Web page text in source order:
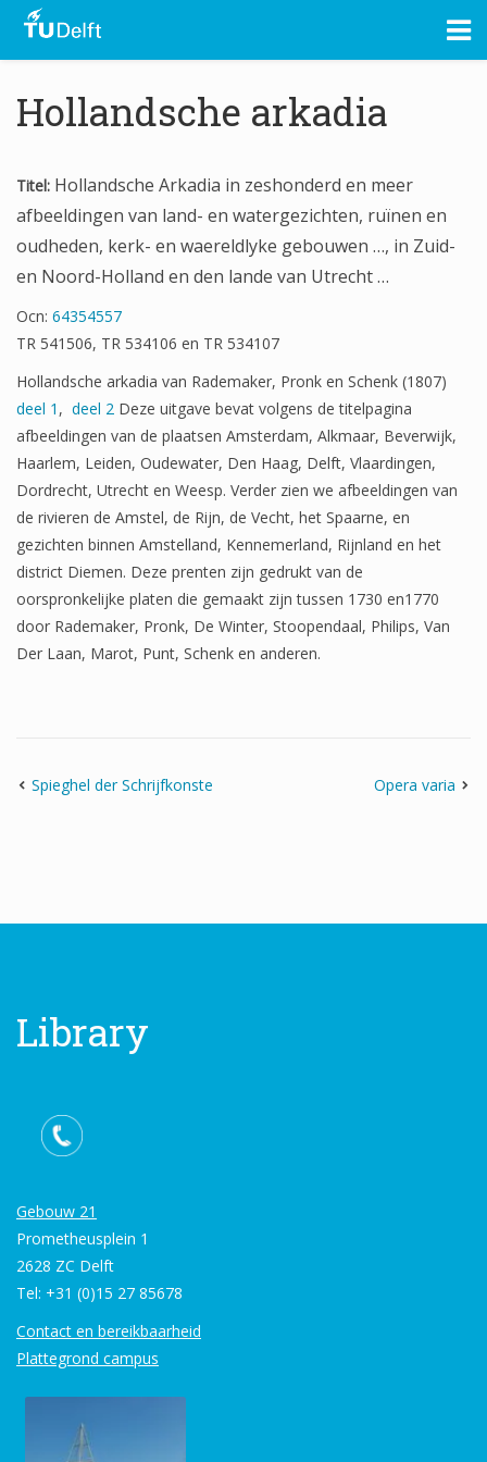
Hollandsche arkadia
Titel: Hollandsche Arkadia in zeshonderd en meer
afbeeldingen van land- en watergezichten, ruïnen en
oudheden, kerk- en waereldlyke gebouwen …, in Zuid-
en Noord-Holland en den lande van Utrecht …
Ocn: 64354557
TR 541506, TR 534106 en TR 534107
Hollandsche arkadia van Rademaker, Pronk en Schenk (1807)
deel 1 , deel 2 Deze uitgave bevat volgens de titelpagina
afbeeldingen van de plaatsen Amsterdam, Alkmaar, Beverwijk,
Haarlem, Leiden, Oudewater, Den Haag, Delft, Vlaardingen,
Dordrecht, Utrecht en Weesp. Verder zien we afbeeldingen van
de rivieren de Amstel, de Rijn, de Vecht, het Spaarne, en
gezichten binnen Amstelland, Kennemerland, Rijnland en het
district Diemen. Deze prenten zijn gedrukt van de
oorspronkelijke platen die gemaakt zijn tussen 1730 en1770
door Rademaker, Pronk, De Winter, Stoopendaal, Philips, Van
Der Laan, Marot, Punt, Schenk en anderen.
Spieghel der Schrijfkonste Opera varia
Library
Gebouw 21
Prometheusplein 1
2628 ZC Delft
Tel: +31 (0)15 27 85678
Contact en bereikbaarheid
Plattegrond campus